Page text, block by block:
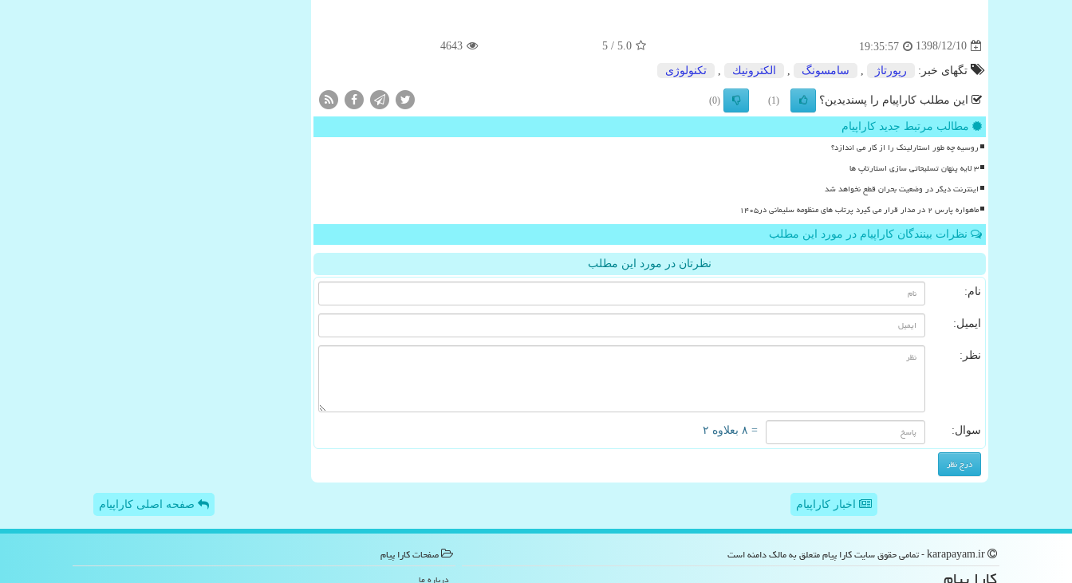
1398/12/10
19:35:57
5.0
/ 5
4643
تگهای خبر: رپورتاژ سامسونگ الكترونیك تكنولوژی
این مطلب کاراپیام را پسندیدین؟ (1)
(0)
مطالب مرتبط جدید کاراپیام
روسیه چه طور استارلینک را از کار می اندازد؟
۳ لایه پنهان تسلیحاتی سازی استارتاپ ها
اینترنت دیگر در وضعیت بحران قطع نخواهد شد
ماهواره پارس ۲ در مدار قرار می گیرد پرتاب های منظومه سلیمانی در۱۴۰۵
نظرات بینندگان کاراپیام در مورد این مطلب
نظرتان در مورد این مطلب
نام:
ایمیل:
نظر:
سوال: = ۸ بعلاوه ۲
اخبار کاراپیام صفحه اصلی کاراپیام
صفحات كارا پیام
درباره ما